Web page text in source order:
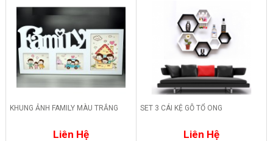
KHUNG ẢNH FAMILY MÀU TRẮNG
Liên Hệ
SET 3 CÁI KỆ GỖ TỔ ONG
Liên Hệ